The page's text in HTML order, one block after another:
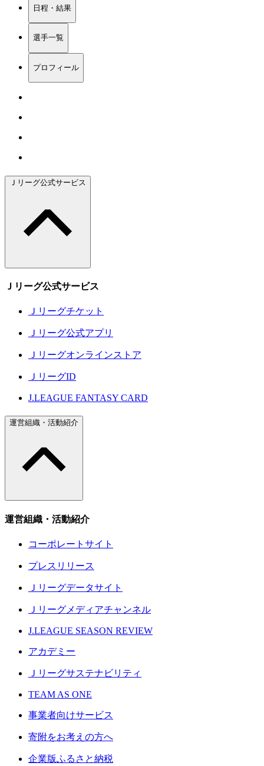
日程・結果
選手一覧
プロフィール
Ｊリーグ公式サービス
Ｊリーグ公式サービス
Ｊリーグチケット
Ｊリーグ公式アプリ
Ｊリーグオンラインストア
ＪリーグID
J.LEAGUE FANTASY CARD
運営組織・活動紹介
運営組織・活動紹介
コーポレートサイト
プレスリリース
Ｊリーグデータサイト
Ｊリーグメディアチャンネル
J.LEAGUE SEASON REVIEW
アカデミー
Ｊリーグサステナビリティ
TEAM AS ONE
事業者向けサービス
寄附をお考えの方へ
企業版ふるさと納税